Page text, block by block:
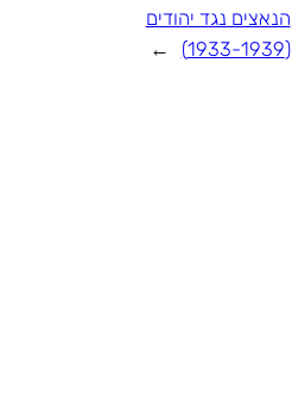
הנאצים נגד יהודים
(1933-1939)
→